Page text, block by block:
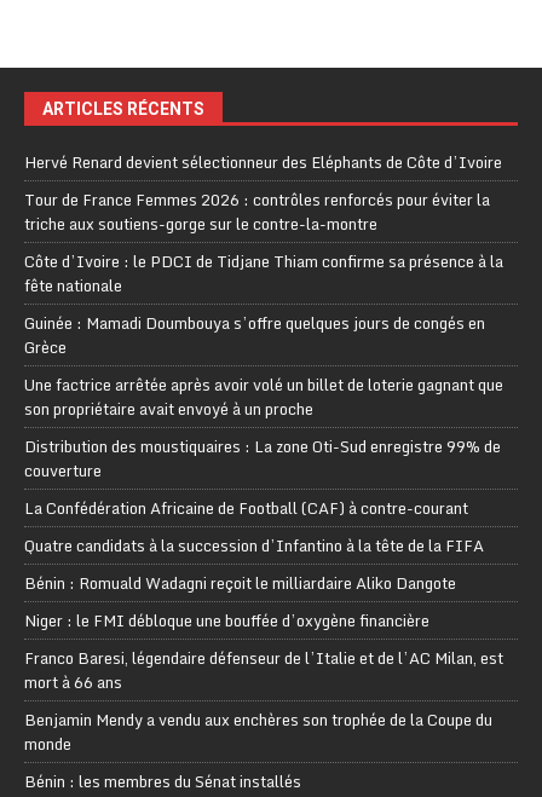
ARTICLES RÉCENTS
Hervé Renard devient sélectionneur des Eléphants de Côte d’Ivoire
Tour de France Femmes 2026 : contrôles renforcés pour éviter la
triche aux soutiens-gorge sur le contre-la-montre
Côte d’Ivoire : le PDCI de Tidjane Thiam confirme sa présence à la
fête nationale
Guinée : Mamadi Doumbouya s’offre quelques jours de congés en
Grèce
Une factrice arrêtée après avoir volé un billet de loterie gagnant que
son propriétaire avait envoyé à un proche
Distribution des moustiquaires : La zone Oti-Sud enregistre 99% de
couverture
La Confédération Africaine de Football (CAF) à contre-courant
Quatre candidats à la succession d’Infantino à la tête de la FIFA
Bénin : Romuald Wadagni reçoit le milliardaire Aliko Dangote
Niger : le FMI débloque une bouffée d’oxygène financière
Franco Baresi, légendaire défenseur de l’Italie et de l’AC Milan, est
mort à 66 ans
Benjamin Mendy a vendu aux enchères son trophée de la Coupe du
monde
Bénin : les membres du Sénat installés